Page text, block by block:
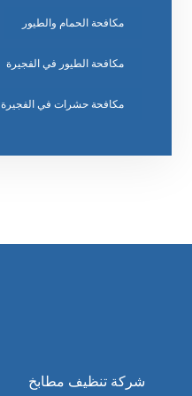
مكافحة الحمام والطيور
مكافحة الطيور في الفجيرة
مكافحة حشرات في الفجيرة
شركة تنظيف مطابخ